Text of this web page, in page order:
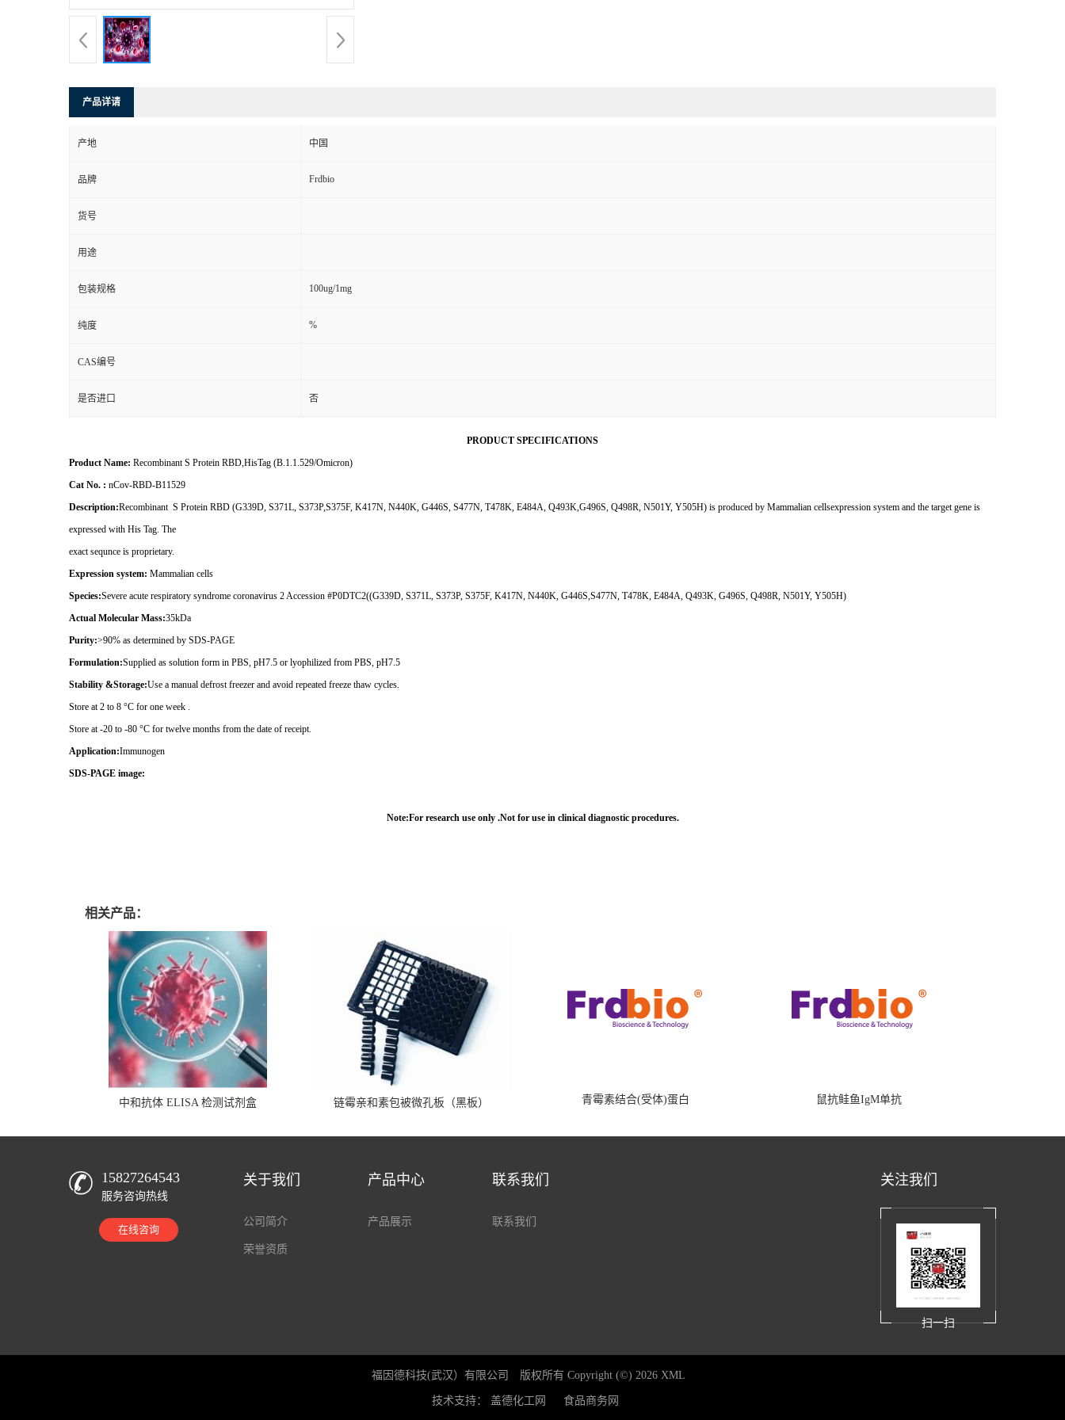
产品详请
产地 中国
品牌 Frdbio
货号
用途
包装规格 100ug/1mg
纯度 %
CAS编号
是否进口 否
PRODUCT SPECIFICATIONS
Product Name: Recombinant S Protein RBD,HisTag (B.1.1.529/Omicron)
Cat No. : nCov-RBD-B11529
Description:Recombinant S Protein RBD (G339D, S371L, S373P,S375F, K417N, N440K, G446S, S477N, T478K, E484A, Q493K,G496S, Q498R, N501Y, Y505H) is produced by Mammalian cellsexpression system and the target gene is
expressed with His Tag. The
exact sequnce is proprietary.
Expression system: Mammalian cells
Species:Severe acute respiratory syndrome coronavirus 2 Accession #P0DTC2((G339D, S371L, S373P, S375F, K417N, N440K, G446S,S477N, T478K, E484A, Q493K, G496S, Q498R, N501Y, Y505H)
Actual Molecular Mass:35kDa
Purity:>90% as determined by SDS-PAGE
Formulation:Supplied as solution form in PBS, pH7.5 or lyophilized from PBS, pH7.5
Stability &Storage:Use a manual defrost freezer and avoid repeated freeze thaw cycles.
Store at 2 to 8 °C for one week .
Store at -20 to -80 °C for twelve months from the date of receipt.
Application:Immunogen
SDS-PAGE image:
Note:For research use only .Not for use in clinical diagnostic procedures.
相关产品：
中和抗体 ELISA 检测试剂盒 链霉亲和素包被微孔板（黑板） 青霉素结合(受体)蛋白 鼠抗鲑鱼IgM单抗
15827264543
服务咨询热线
在线咨询
关于我们
公司简介
荣誉资质
产品中心
产品展示
联系我们
联系我们
关注我们
扫一扫
福因德科技(武汉）有限公司 版权所有 Copyright (©) 2026 XML
技术支持： 盖德化工网 食品商务网